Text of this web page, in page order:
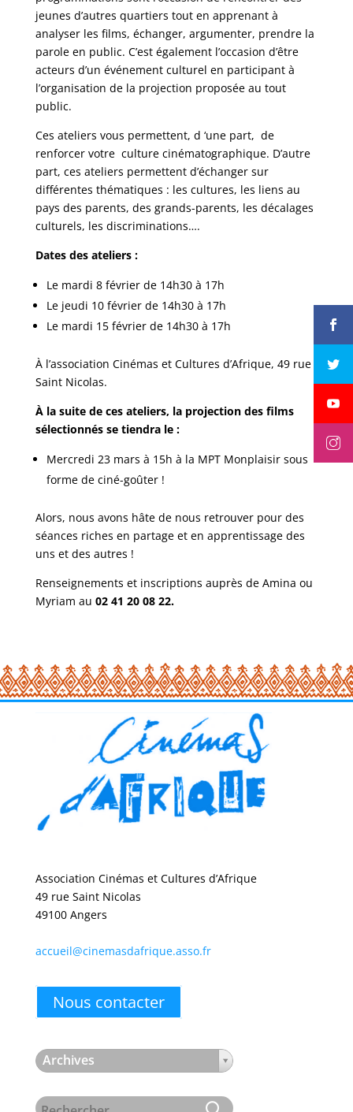
jeunes d’autres quartiers tout en apprenant à
analyser les films, échanger, argumenter, prendre la
parole en public. C’est également l’occasion d’être
acteurs d’un événement culturel en participant à
l’organisation de la projection proposée au tout
public.
Ces ateliers vous permettent, d ‘une part, de
renforcer votre culture cinématographique. D’autre
part, ces ateliers permettent d’échanger sur
différentes thématiques : les cultures, les liens au
pays des parents, des grands-parents, les décalages
culturels, les discriminations….
Dates des ateliers :
Le mardi 8 février de 14h30 à 17h
Le jeudi 10 février de 14h30 à 17h
Le mardi 15 février de 14h30 à 17h
À l’association Cinémas et Cultures d’Afrique, 49 rue
Saint Nicolas.
À la suite de ces ateliers, la projection des films
sélectionnés se tiendra le :
Mercredi 23 mars à 15h à la MPT Monplaisir sous
forme de ciné-goûter !
Alors, nous avons hâte de nous retrouver pour des
séances riches en partage et en apprentissage des
uns et des autres !
Renseignements et inscriptions auprès de Amina ou
Myriam au 02 41 20 08 22.
Association Cinémas et Cultures d’Afrique
49 rue Saint Nicolas
49100 Angers
accueil@cinemasdafrique.asso.fr
Nous contacter
Archives